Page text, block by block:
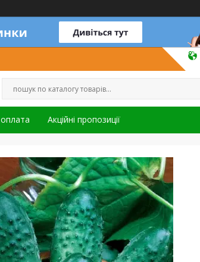
Акційні пропозиції